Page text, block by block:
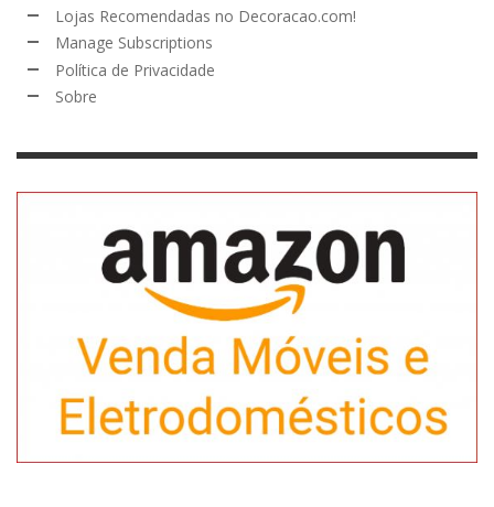
Lojas Recomendadas no Decoracao.com!
Manage Subscriptions
Política de Privacidade
Sobre